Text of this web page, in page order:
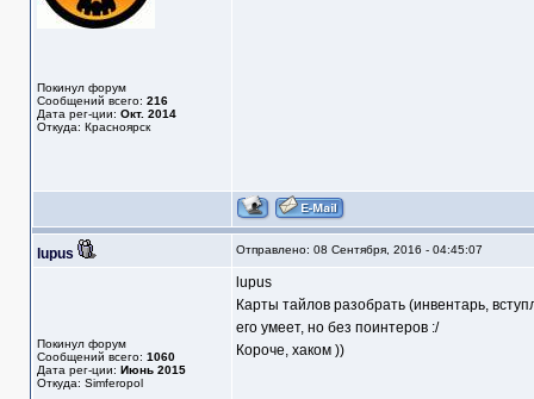
Покинул форум
Сообщений всего: 216
Дата рег-ции: Окт. 2014
Откуда: Красноярск
lupus Отправлено: 08 Сентября, 2016 - 04:45:07
Покинул форум
Сообщений всего: 1060
Дата рег-ции: Июнь 2015
Откуда: Simferopol
lupus
Карты тайлов разобрать (инвентарь,
его умеет, но без поинтеров :/
Короче, хаком ))